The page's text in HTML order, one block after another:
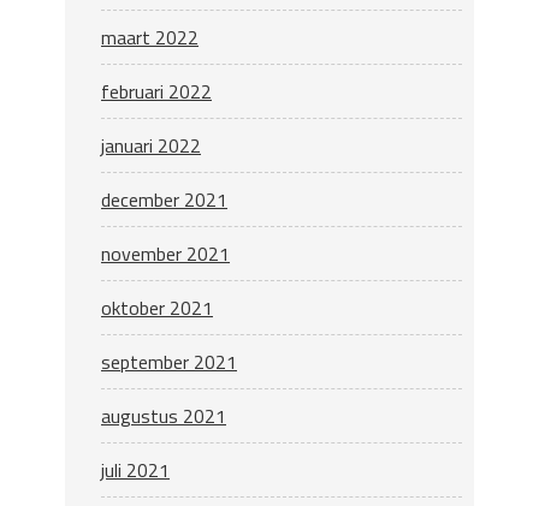
maart 2022
februari 2022
januari 2022
december 2021
november 2021
oktober 2021
september 2021
augustus 2021
juli 2021